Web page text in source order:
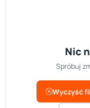
Nic
Spróbuj
Wyczyść